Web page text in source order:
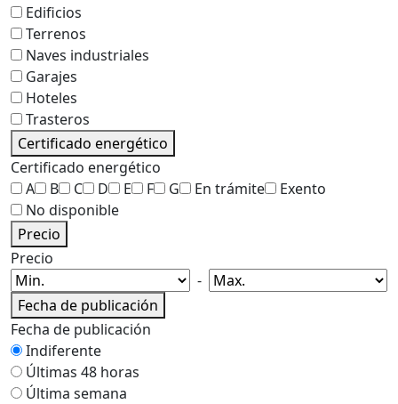
Edificios
Terrenos
Naves industriales
Garajes
Hoteles
Trasteros
Certificado energético
Certificado energético
A
B C D E F G En trámite
Exento
No disponible
Precio
Precio
-
Fecha de publicación
Fecha de publicación
Indiferente
Últimas 48 horas
Última semana